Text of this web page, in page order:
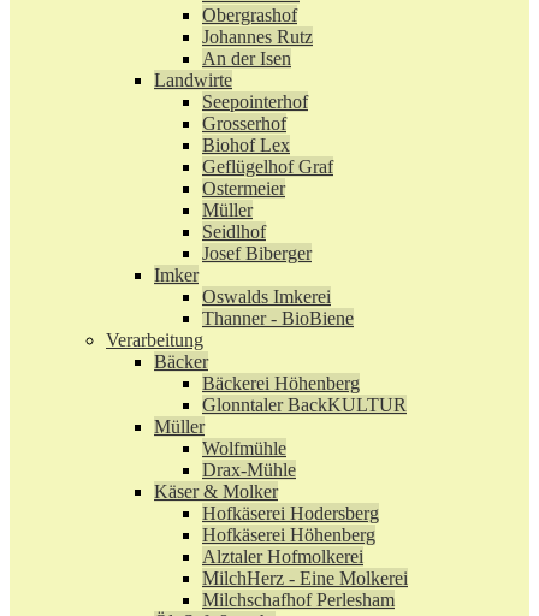
Obergrashof
Johannes Rutz
An der Isen
Landwirte
Seepointerhof
Grosserhof
Biohof Lex
Geflügelhof Graf
Ostermeier
Müller
Seidlhof
Josef Biberger
Imker
Oswalds Imkerei
Thanner - BioBiene
Verarbeitung
Bäcker
Bäckerei Höhenberg
Glonntaler BackKULTUR
Müller
Wolfmühle
Drax-Mühle
Käser & Molker
Hofkäserei Hodersberg
Hofkäserei Höhenberg
Alztaler Hofmolkerei
MilchHerz - Eine Molkerei
Milchschafhof Perlesham